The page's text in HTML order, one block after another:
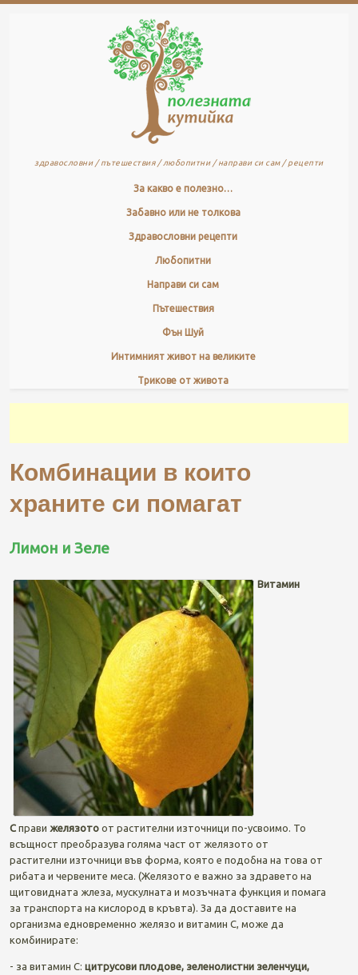
здравословни / пътешествия / любопитни / направи си сам / рецепти
За какво е полезно…
Забавно или не толкова
Здравословни рецепти
Любопитни
Направи си сам
Пътешествия
Фън Шуй
Интимният живот на великите
Трикове от живота
Комбинации в които
храните си помагат
Лимон и Зеле
Витамин
Cправи желязотоот растителни източници по-усвоимо. То
всъщност преобразува голяма част от желязото от
растителни източници във форма, която е подобна на това от
рибата и червените меса. (Желязото е важно за здравето на
щитовидната жлеза, мускулната и мозъчната функция и помага
за транспорта на кислород в кръвта). За да доставите на
организма едновременно желязо и витамин С, може да
комбинирате:
- за витамин С: цитрусови плодове, зеленолистни зеленчуци,